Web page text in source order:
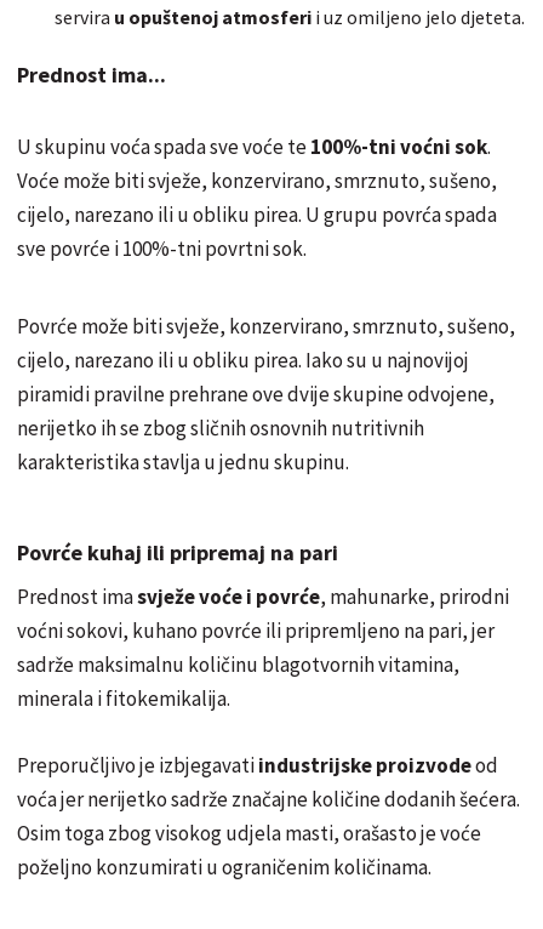
servira u opuštenoj atmosferi i uz omiljeno jelo djeteta.
Prednost ima...
U skupinu voća spada sve voće te100%-tni voćni sok.
Voće može biti svježe, konzervirano, smrznuto, sušeno,
cijelo, narezano ili u obliku pirea. U grupu povrća spada
sve povrće i 100%-tni povrtni sok.
Povrće može biti svježe, konzervirano, smrznuto, sušeno,
cijelo, narezano ili u obliku pirea. Iako su u najnovijoj
piramidi pravilne prehrane ove dvije skupine odvojene,
nerijetko ih se zbog sličnih osnovnih nutritivnih
karakteristika stavlja u jednu skupinu.
Povrće kuhaj ili pripremaj na pari
Prednost imasvježe voće i povrće, mahunarke, prirodni
voćni sokovi, kuhano povrće ili pripremljeno na pari, jer
sadrže maksimalnu količinu blagotvornih vitamina,
minerala i fitokemikalija.
Preporučljivo je izbjegavatiindustrijske proizvodeod
voća jer nerijetko sadrže značajne količine dodanih šećera.
Osim toga zbog visokog udjela masti, orašasto je voće
poželjno konzumirati u ograničenim količinama.